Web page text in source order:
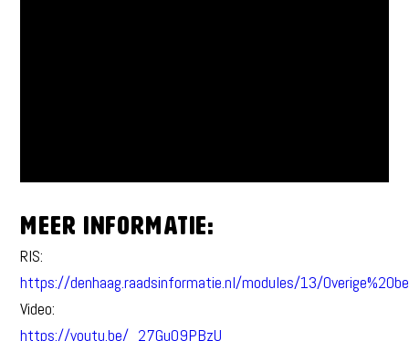
Meer informatie:
RIS:
https://denhaag.raadsinformatie.nl/modules/13/
Video:
https://youtu.be/_27Gu09PBzU